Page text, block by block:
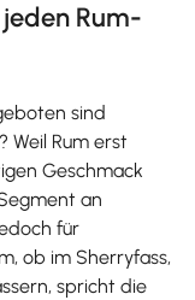
Rum-
sind
Weil Rum erst
Geschmack
an
für
ob im Sherryfass,
spricht die